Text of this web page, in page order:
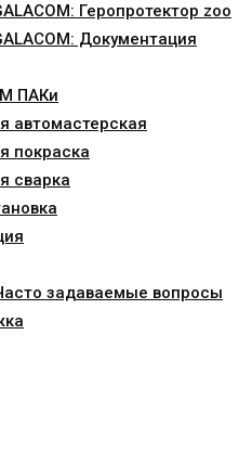
Геропротектор zoo
Документация
ПАКи
автомастерская
покраска
сварка
задаваемые вопросы